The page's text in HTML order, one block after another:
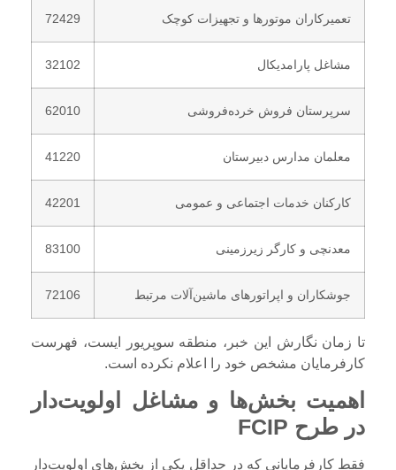
تعمیرکاران موتورها و تجهیزات کوچک 72429
مشاغل پارامدیکال 32102
سرپرستان فروش خرده‌فروشی 62010
معلمان مدارس دبیرستان 41220
کارکنان خدمات اجتماعی و عمومی 42201
معدنچی و کارگر زیرزمینی 83100
جوشکاران و اپراتورهای ماشین‌آلات مرتبط 72106
تا زمان نگارش این خبر، منطقه سوپریور ایست، فهرست
کارفرمایان مشخص خود را اعلام نکرده است.
اهمیت بخش‌ها و مشاغل اولویت‌دار
در طرح FCIP
فقط کارفرمایانی که در حداقل یکی از بخش‌های اولویت‌دار